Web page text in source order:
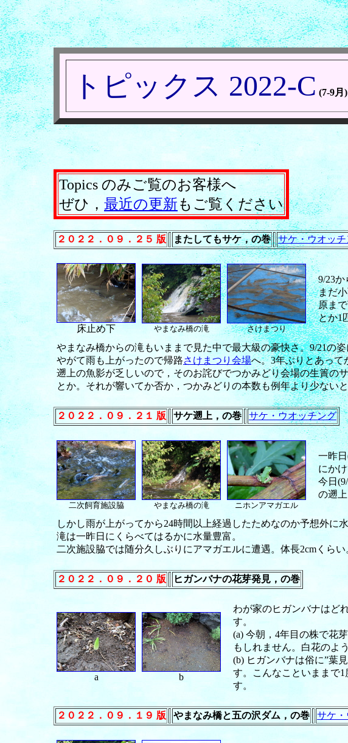
トピックス 2022-C (7-9月)
Topics のみご覧のお客様へ
ぜひ， 最近の更新もご覧ください
２０２２．０９．２５ 版 またしてもサケ，の巻 サケ・ウオッ
床止め下 やまなみ橋の滝 さけまつり
9/23
まだ
原ま
とか1
やまなみ橋からの滝もいままで見た中で最大級の豪快さ。9/21の
やがて雨も上がったので帰路さけまつり会場へ。3年ぶりとあって
遡上の魚影が乏しいので，そのお詫びでつかみどり会場の生簀の
とか。それが響いてか否か，つかみどりの本数も例年より少ない
２０２２．０９．２１ 版 サケ遡上，の巻 サケ・ウオッチング
二次飼育施設脇 やまなみ橋の滝 ニホンアマガエル
一昨
にか
今日
の遡上
しかし雨が上がってから24時間以上経過したためなのか予想外に
滝は一昨日にくらべてはるかに水量豊富。
二次施設脇では随分久しぶりにアマガエルに遭遇。体長2cmくらい
２０２２．０９．２０ 版 ヒガンバナの花芽発見，の巻
a b
わが家のヒガンバナはど
す。
(a) 今朝，4年目の株で花
もしれません。白花のよ
(b) ヒガンバナは俗に”葉
す。こんなこといままで
す。
２０２２．０９．１９ 版 やまなみ橋と五の沢ダム，の巻 サケ